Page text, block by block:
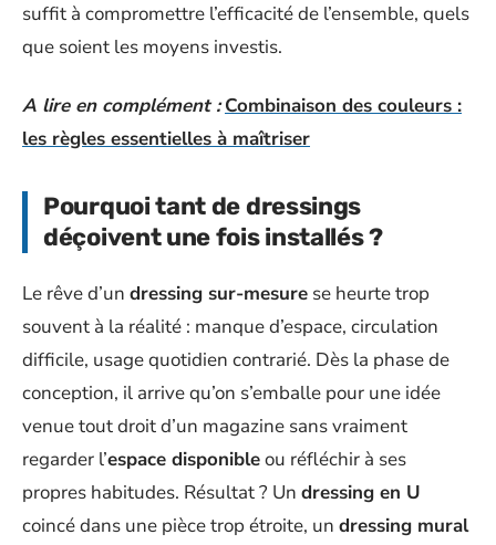
suffit à compromettre l’efficacité de l’ensemble, quels
que soient les moyens investis.
A lire en complément : Combinaison des couleurs :
les règles essentielles à maîtriser
Pourquoi tant de dressings
déçoivent une fois installés ?
Le rêve d’un dressing sur-mesure se heurte trop
souvent à la réalité : manque d’espace, circulation
difficile, usage quotidien contrarié. Dès la phase de
conception, il arrive qu’on s’emballe pour une idée
venue tout droit d’un magazine sans vraiment
regarder l’espace disponibleou réfléchir à ses
propres habitudes. Résultat ? Un dressing en U
coincé dans une pièce trop étroite, un dressing mural